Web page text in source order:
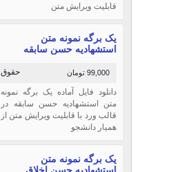
قابلیت ویرایش متن
یک برگه نمونه متن
استشهادیه حسن سابقه
حقوق 99,000 تومان
دانلود فایل آماده یک برگه نمونه
متن استشهادیه حسن سابقه در
قالب ورد با قابلیت ویرایش متن از
همیار دانشجو
یک برگه نمونه متن